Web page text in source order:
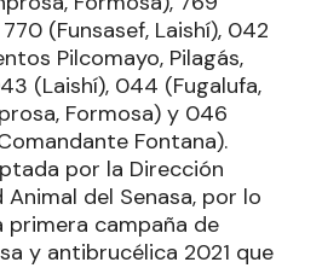
(Funsasef, Laishí), 042
Pilcomayo, Pilagás,
(Laishí), 044 (Fugalufa,
Formosa) y 046
Fontana).
por la Dirección
del Senasa, por lo
primera campaña de
y antibrucélica 2021 que